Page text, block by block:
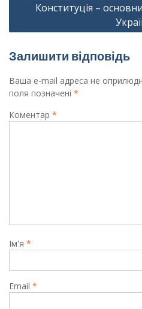
Конституція –
Залишити відповідь
Ваша e-mail адреса не
поля позначені *
Коментар *
Ім'я *
Email *